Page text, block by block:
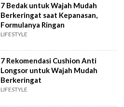
7 Bedak untuk Wajah Mudah
Berkeringat saat Kepanasan,
Formulanya Ringan
LIFESTYLE
7 Rekomendasi Cushion Anti
Longsor untuk Wajah Mudah
Berkeringat
LIFESTYLE